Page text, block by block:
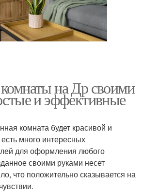
на Др своими
и эффективные
комната будет красивой и
много интересных
для оформления любого
своими руками несет
что положительно сказывается на